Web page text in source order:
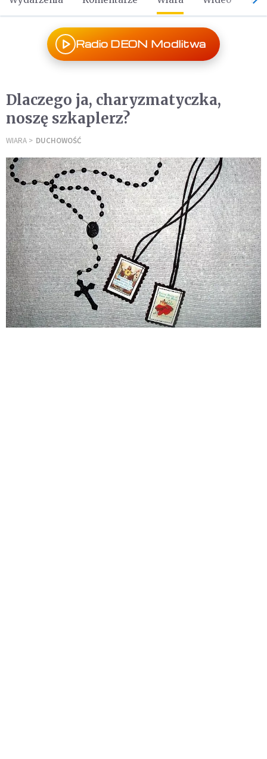
Radio DEON Modlitwa
Dlaczego ja, charyzmatyczka,
noszę szkaplerz?
WIARA DUCHOWOŚĆ